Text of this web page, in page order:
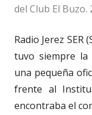
del Club El Buzo.
Radio Jerez SER
tuvo siempre la
una pequeña
frente al
encontraba el